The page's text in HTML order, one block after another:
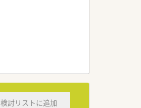
検討リストに追加